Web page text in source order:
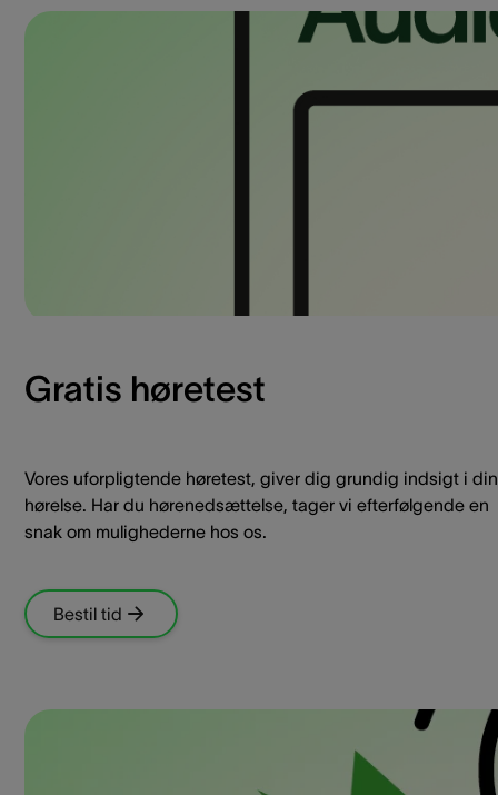
Gratis høretest
Vores uforpligtende høretest, giver dig grundig indsigt i din
hørelse. Har du hørenedsættelse, tager vi efterfølgende en
snak om mulighederne hos os.
Bestil tid